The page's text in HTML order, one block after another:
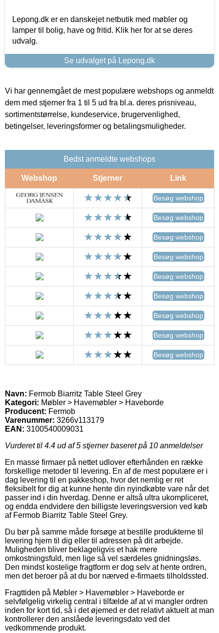
Lepong.dk er en danskejet netbutik med møbler og
lamper til bolig, have og fritid. Klik her for at se deres
udvalg.
Se udvalget på Lepong.dk
Vi har gennemgået de mest populære webshops og anmeldt
dem med stjerner fra 1 til 5 ud fra bl.a. deres prisniveau,
sortimentstørrelse, kundeservice, brugervenlighed,
betingelser, leveringsformer og betalingsmuligheder.
Bedst anmeldte webshops
Webshop Stjerner Link
Besøg webshop
Besøg webshop
Besøg webshop
Besøg webshop
Besøg webshop
Besøg webshop
Besøg webshop
Besøg webshop
Besøg webshop
Navn: Fermob Biarritz Table Steel Grey
Kategori: Møbler > Havemøbler > Haveborde
Producent: Fermob
Varenummer: 3266v113179
EAN: 3100540009031
Vurderet til 4.4 ud af 5 stjerner baseret på 10 anmeldelser
En masse firmaer på nettet udlover efterhånden en række
forskellige metoder til levering. En af de mest populære er i
dag levering til en pakkeshop, hvor det nemlig er ret
fleksibelt for dig at kunne hente din nyindkøbte vare når det
passer ind i din hverdag. Denne er altså ultra ukompliceret,
og endda endvidere den billigste leveringsversion ved køb
af Fermob Biarritz Table Steel Grey.
Du bør på samme måde forsøge at bestille produkterne til
levering hjem til dig eller til adressen på dit arbejde.
Muligheden bliver beklageligvis et hak mere
omkostningsfuld, men lige så vel særdeles gnidningsløs.
Den mindst kostelige fragtform er dog selv at hente ordren,
men det beroer på at du bor nærved e-firmaets tilholdssted.
Fragttiden på Møbler > Havemøbler > Haveborde er
selvfølgelig virkelig central i tilfælde af at vi mangler ordren
inden for kort tid, så i det øjemed er det relativt aktuelt at man
kontrollerer den anslåede leveringsdato ved det
vedkommende produkt.